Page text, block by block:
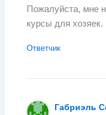
Пожалуйста, мне
курсы для хозяек.
Ответчик
Габриэль